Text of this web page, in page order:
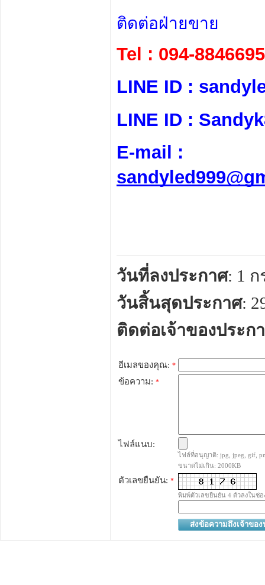
ติดต่อฝ่ายขาย
Tel : 094-
LINE ID :
LINE ID :
วันที่ลงประกาศ: 1
วันสิ้นสุดประกาศ:
ติดต่อเจ้าของประก
อีเมลของคุณ: *
ข้อความ: *
ไฟล์แนบ:
ไฟล์ที่อนุญาติ: jpg, jpeg, gif,
ขนาดไม่เกิน: 2000KB
ตัวเลขยืนยัน: *
พิมพ์ตัวเลขยืนยัน 4 ตัวลงในช่อ
ส่งข้อความถึงเจ้าของ